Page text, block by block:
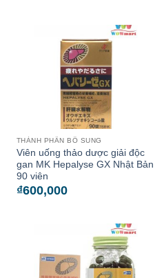
THÀNH PHẦN BỔ SUNG
Viên uống thảo dược giải độc
gan MK Hepalyse GX Nhật Bản
90 viên
₫600,000